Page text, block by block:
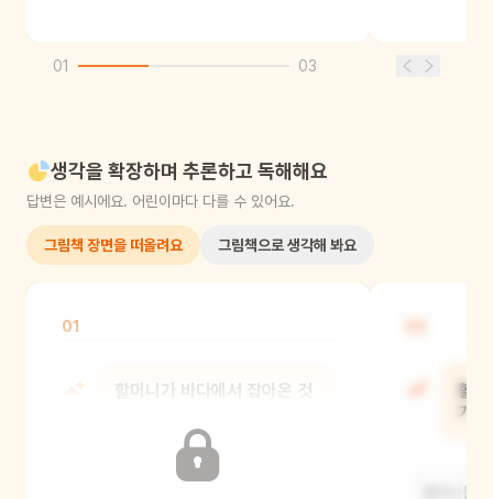
01 03
생각을 확장하며 추론하고 독해해요
답변은 예시에요. 어린이마다 다를 수 있어요.
그림책 장면을 떠올려요 그림책으로 생각해 봐요
01
할머니가 바다에서 잡아온 것
할
가
할머니들